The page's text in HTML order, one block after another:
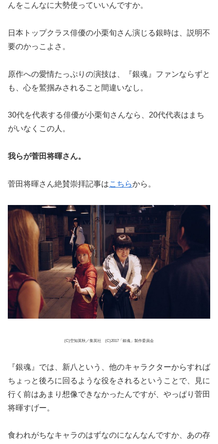
んをこんなに大勢使っていいんですか。
日本トップクラス俳優の小栗旬さん演じる銀時は、説明不
要のかっこよさ。
原作への愛情たっぷりの演技は、『銀魂』ファンならずと
も、心を鷲掴みされること間違いなし。
30代を代表する俳優が小栗旬さんなら、20代代表はまち
がいなくこの人。
我らが菅田将暉さん。
菅田将暉さん絶賛崇拝記事はこちらから。
(C)空知英秋／集英社 (C)2017「銀魂」製作委員会
『銀魂』では、新八という、他のキャラクターからすれば
ちょっと後ろに回るような役をされるということで、見に
行く前はあまり想像できなかったんですが、やっぱり菅田
将暉すげー。
食われがちなキャラのはずなのになんなんですか、あの存